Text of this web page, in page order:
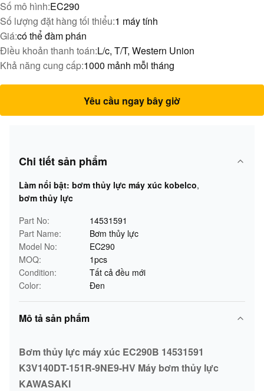
Số mô hình:EC290
Số lượng đặt hàng tối thiểu:1 máy tính
Giá:có thể đàm phán
Điều khoản thanh toán:L/c, T/T, Western Union
Khả năng cung cấp:1000 mảnh mỗi tháng
Yêu cầu ngay bây giờ
Chi tiết sản phẩm
Làm nổi bật: bơm thủy lực máy xúc kobelco,
bơm thủy lực
Part No:
14531591
Part Name:
Bơm thủy lực
Model No:
EC290
MOQ:
1pcs
Condition:
Tất cả đều mới
Color:
Đen
Mô tả sản phẩm
Bơm thủy lực máy xúc EC290B 14531591
K3V140DT-151R-9NE9-HV Máy bơm thủy lực
KAWASAKl